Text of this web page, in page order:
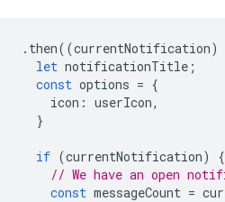
. then((currentNotification)
let notificationTitle ;
const options = {
icon : userIcon,
}
if (currentNotification)
{
// We have an open
const messageCount =